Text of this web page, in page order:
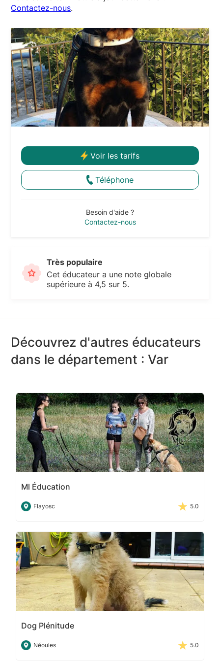
Contactez-nous.
Voir les tarifs
Téléphone
Besoin d'aide ?
Contactez-nous
Très populaire
Cet éducateur a une note globale
supérieure à 4,5 sur 5.
Découvrez d'autres éducateurs
dans le département : Var
Ml Éducation
Flayosc 5.0
Dog Plénitude
Néoules 5.0